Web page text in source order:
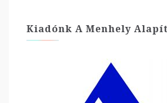
Kiadónk A Menhely